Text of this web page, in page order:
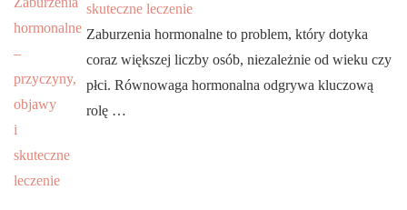
skuteczne leczenie
Zaburzenia hormonalne to problem, który dotyka
coraz większej liczby osób, niezależnie od wieku czy
płci. Równowaga hormonalna odgrywa kluczową
rolę …